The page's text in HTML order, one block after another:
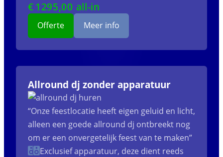
€ 1295,00 all-in
Offerte Meer info
Allround dj zonder apparatuur
“Onze feestlocatie heeft eigen geluid en licht,
alleen een goede allround dj ontbreekt nog
om er een onvergetelijk feest van te maken”
Exclusief apparatuur, deze dient reeds